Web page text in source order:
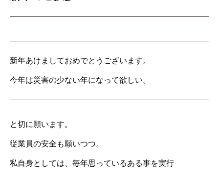
新年あけましておめでとうございます。
今年は災害の少ない年になって欲しい。
と切に願います。
従業員の安全も願いつつ。
私自身としては、毎年思っているある事を実行